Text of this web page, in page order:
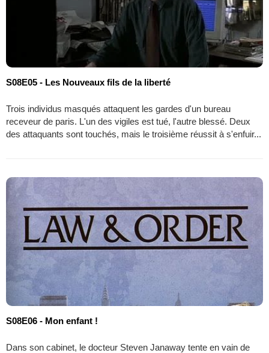
S08E05 - Les Nouveaux fils de la liberté
Trois individus masqués attaquent les gardes d'un bureau
receveur de paris. L'un des vigiles est tué, l'autre blessé. Deux
des attaquants sont touchés, mais le troisième réussit à s'enfuir...
S08E06 - Mon enfant !
Dans son cabinet, le docteur Steven Janaway tente en vain de